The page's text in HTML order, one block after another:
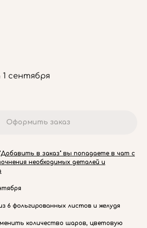
сентября
Оформить заказ
в заказ" вы попадаете в чат с
необходимых деталей и
6 фольгированных листов и желудя
количество шаров, цветовую